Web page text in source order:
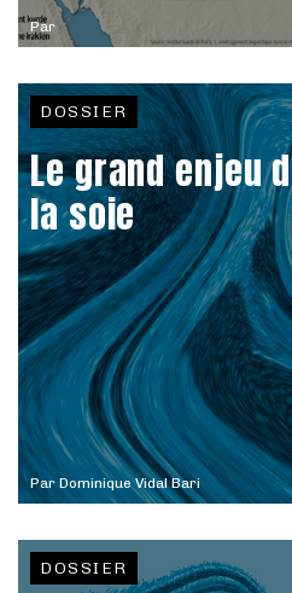
Par
Par Dominique Vidal Bari
DOSSIER
Le grand enjeu
la soie
DOSSIER